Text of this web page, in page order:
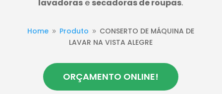
lavadoras e secadoras de roupas.
Home 9 Produto 9 CONSERTO DE MÁQUINA DE
LAVAR NA VISTA ALEGRE
ORÇAMENTO ONLINE!